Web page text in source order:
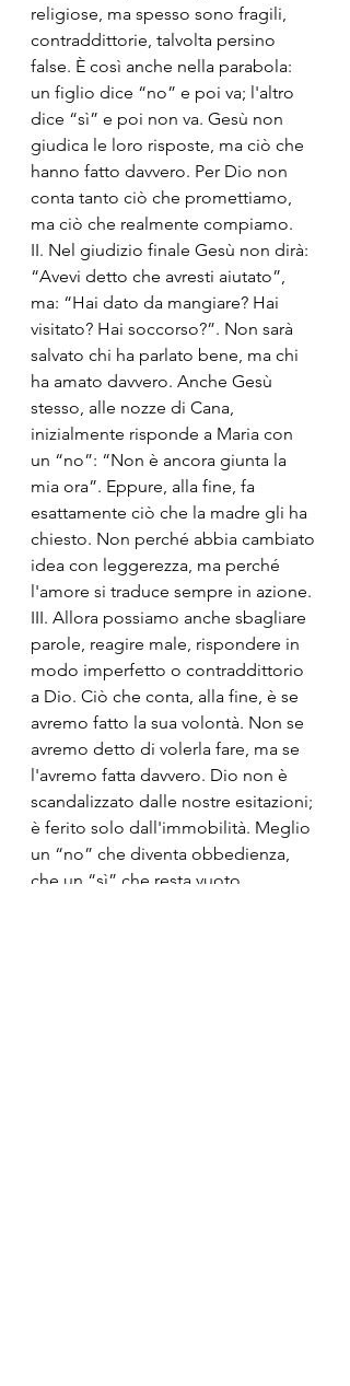
religiose, ma spesso sono fragili,
contraddittorie, talvolta persino
false. È così anche nella parabola:
un figlio dice “no” e poi va; l'altro
dice “sì” e poi non va. Gesù non
giudica le loro risposte, ma ciò che
hanno fatto davvero. Per Dio non
conta tanto ciò che promettiamo,
ma ciò che realmente compiamo.
II. Nel giudizio finale Gesù non dirà:
“Avevi detto che avresti aiutato”,
ma: “Hai dato da mangiare? Hai
visitato? Hai soccorso?”. Non sarà
salvato chi ha parlato bene, ma chi
ha amato davvero. Anche Gesù
stesso, alle nozze di Cana,
inizialmente risponde a Maria con
un “no”: “Non è ancora giunta la
mia ora”. Eppure, alla fine, fa
esattamente ciò che la madre gli ha
chiesto. Non perché abbia cambiato
idea con leggerezza, ma perché
l'amore si traduce sempre in azione.
III. Allora possiamo anche sbagliare
parole, reagire male, rispondere in
modo imperfetto o contraddittorio
a Dio. Ciò che conta, alla fine, è se
avremo fatto la sua volontà. Non se
avremo detto di volerla fare, ma se
l'avremo fatta davvero. Dio non è
scandalizzato dalle nostre esitazioni;
è ferito solo dall'immobilità. Meglio
un “no” che diventa obbedienza,
che un “sì” che resta vuoto.